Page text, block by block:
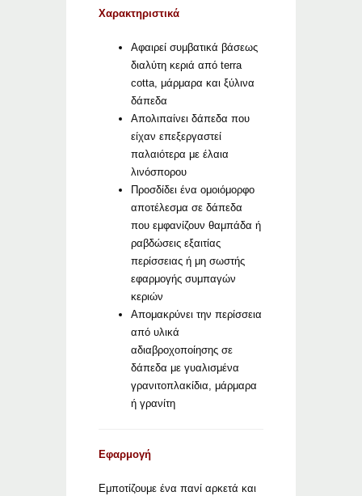
Χαρακτηριστικά
Αφαιρεί συμβατικά βάσεως
διαλύτη κεριά από terra
cotta, μάρμαρα και ξύλινα
δάπεδα
Απολιπαίνει δάπεδα που
είχαν επεξεργαστεί
παλαιότερα με έλαια
λινόσπορου
Προσδίδει ένα ομοιόμορφο
αποτέλεσμα σε δάπεδα
που εμφανίζουν θαμπάδα ή
ραβδώσεις εξαιτίας
περίσσειας ή μη σωστής
εφαρμογής συμπαγών
κεριών
Απομακρύνει την περίσσεια
από υλικά
αδιαβροχοποίησης σε
δάπεδα με γυαλισμένα
γρανιτοπλακίδια, μάρμαρα
ή γρανίτη
Εφαρμογή
Εμποτίζουμε ένα πανί αρκετά και